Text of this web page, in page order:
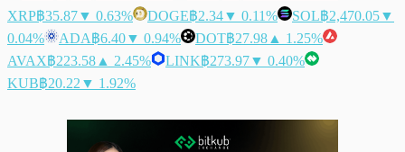
XRP฿35.87▼ 0.63% DOGE฿2.34▼ 0.11% SOL฿2,470.05▼
0.04%
ADA฿6.40▼ 0.94% DOT฿27.98 ▲ 1.25%
AVAX฿223.58 ▲ 2.45% LINK฿273.97▼ 0.40%
KUB฿20.22 ▼ 1.92%